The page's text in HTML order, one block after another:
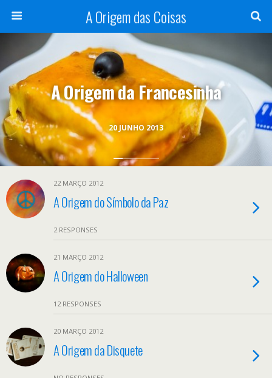
A Origem das Coisas
20 JUNHO 2013
A Origem da Francesinha
22 MARÇO 2012
A Origem do Símbolo da Paz
2 RESPONSES
21 MARÇO 2012
A Origem do Halloween
12 RESPONSES
20 MARÇO 2012
A Origem da Disquete